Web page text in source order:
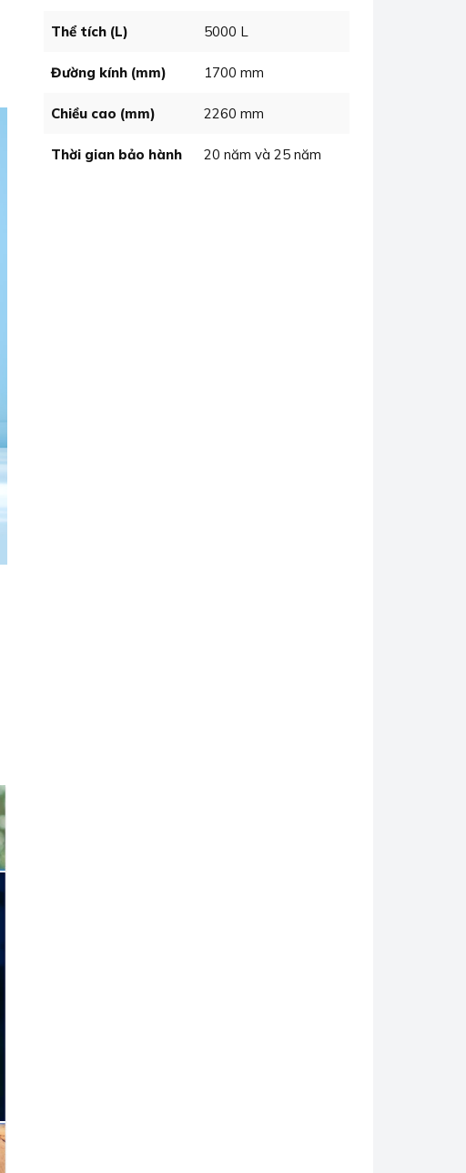
Thể tích (L) 5000 L
Đường kính (mm) 1700 mm
Chiều cao (mm) 2260 mm
Thời gian bảo hành 20 năm và 25 năm